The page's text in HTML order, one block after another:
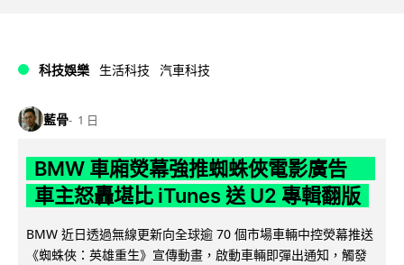
科技娛樂 生活科技 汽車科技
藍骨 1 日
BMW 車廂熒幕強推蜘蛛俠電影廣告
車主怒轟堪比 iTunes 送 U2 專輯翻版
BMW 近日透過無線更新向全球逾 70 個市場車輛中控熒幕推送
《蜘蛛俠：英雄重生》宣傳動畫，啟動車輛即彈出通知，觸發